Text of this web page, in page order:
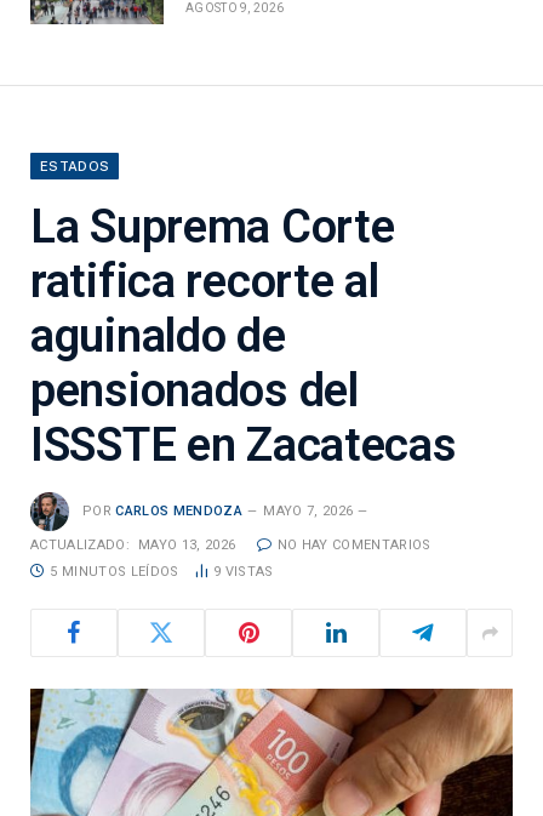
AGOSTO 9, 2026
ESTADOS
La Suprema Corte
ratifica recorte al
aguinaldo de
pensionados del
ISSSTE en Zacatecas
POR CARLOS MENDOZA MAYO 7, 2026
ACTUALIZADO: MAYO 13, 2026
NO HAY COMENTARIOS
5 MINUTOS LEÍDOS
9 VISTAS